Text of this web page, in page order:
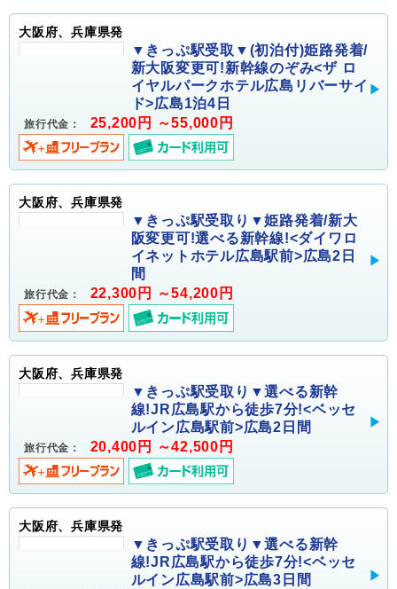
大阪府、兵庫県発
▼きっぷ駅受取▼(初泊付)姫路発着/
新大阪変更可!新幹線のぞみ<ザ ロ
イヤルパークホテル広島リバーサイ
ド>広島1泊4日
旅行代金： 25,200円 ～55,000円
大阪府、兵庫県発
▼きっぷ駅受取り▼姫路発着/新大
阪変更可!選べる新幹線!<ダイワロ
イネットホテル広島駅前>広島2日
間
旅行代金： 22,300円 ～54,200円
大阪府、兵庫県発
▼きっぷ駅受取り▼選べる新幹
線!JR広島駅から徒歩7分!<ベッセ
ルイン広島駅前>広島2日間
旅行代金： 20,400円 ～42,500円
大阪府、兵庫県発
▼きっぷ駅受取り▼選べる新幹
線!JR広島駅から徒歩7分!<ベッセ
ルイン広島駅前>広島3日間